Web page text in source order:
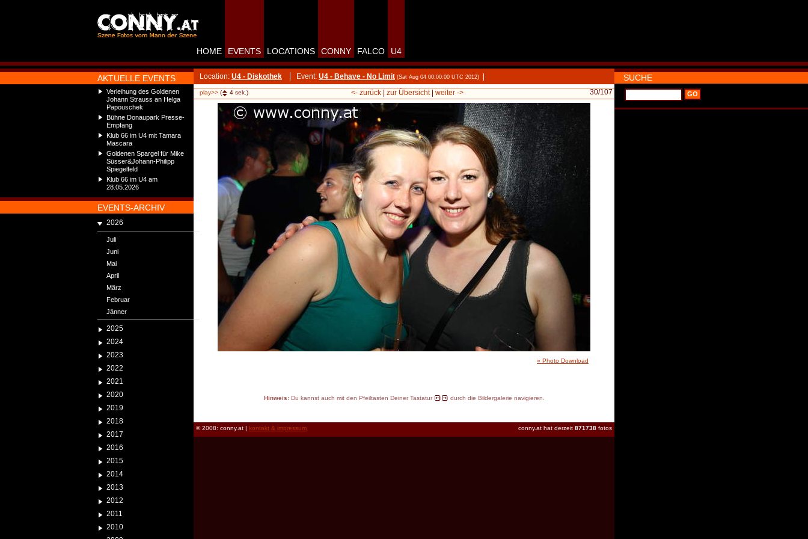
AKTUELLE EVENTS
Verleihung des Goldenen
Johann Strauss an Helga
Papouschek
Bühne Donaupark Presse-
Empfang
Klub 66 im U4 mit Tamara
Mascara
Goldenen Spargel für Mike
Süsser&Johann-Philipp
Spiegelfeld
Klub 66 im U4 am
28.05.2026
EVENTS-ARCHIV
2026
Juli
Juni
Mai
April
März
Februar
Jänner
2025
2024
2023
2022
2021
2020
2019
2018
2017
2016
2015
2014
2013
2012
2011
2010
HOME EVENTS LOCATIONS CONNY FALCO U4
Location: U4 - Diskothek Event: U4 - Behave - No Limit (Sat Aug 04 00:00:00 UTC 2012)
play>> ( 4 sek.) 30/107
<- zurück| zur Übersicht| weiter ->
» Photo Download
Hinweis:Du kannst auch mit den Pfeiltasten Deiner Tastatur durch die Bildergalerie navigieren.
conny.at hat derzeit 871738 fotos
© 2008: conny.at | kontakt & impressum
SUCHE